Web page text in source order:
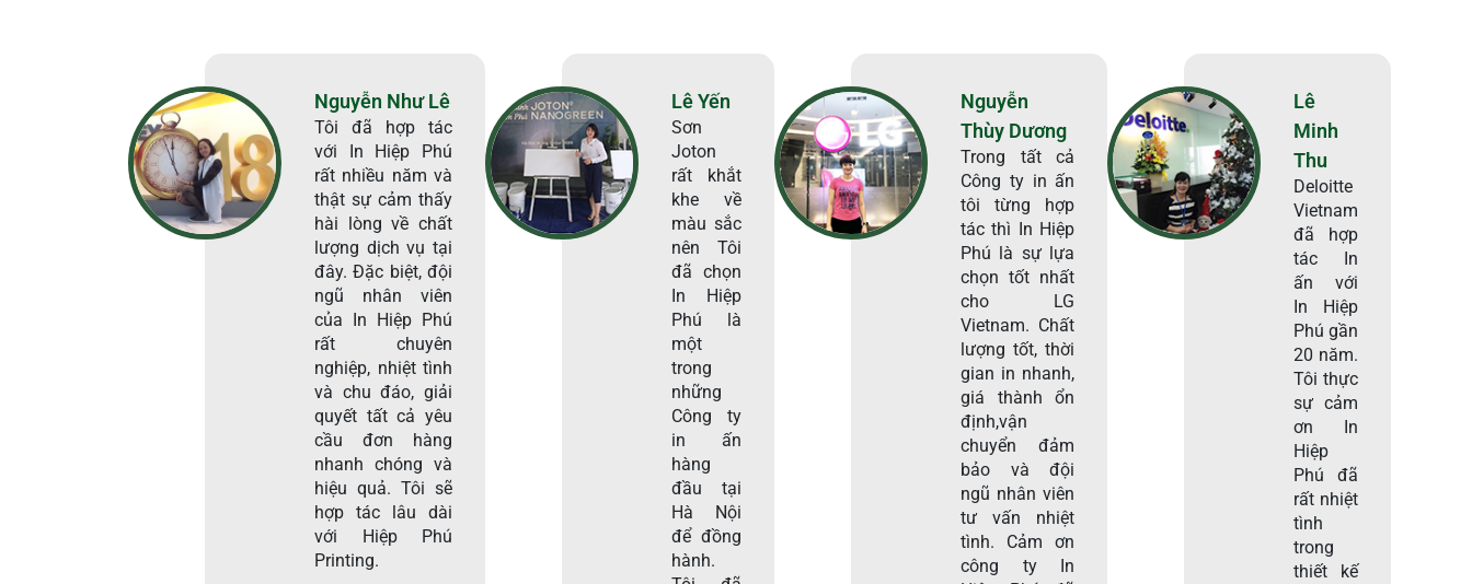
Nguyễn Như Lê
Tôi đã hợp tác
với In Hiệp Phú
rất nhiều năm và
thật sự cảm thấy
hài lòng về chất
lượng dịch vụ tại
đây. Đặc biệt, đội
ngũ nhân viên
của In Hiệp Phú
rất chuyên
nghiệp, nhiệt tình
và chu đáo, giải
quyết tất cả yêu
cầu đơn hàng
nhanh chóng và
hiệu quả. Tôi sẽ
hợp tác lâu dài
với Hiệp Phú
Printing.
Lê Yến
Sơn
Joton
rất khắt
khe về
màu sắc
nên Tôi
đã chọn
In Hiệp
Phú là
một
trong
những
Công ty
in ấn
hàng
đầu tại
Hà Nội
để đồng
hành.
Nguyễn
Thùy Dương
Trong tất cả
Công ty in ấn
tôi từng hợp
tác thì In Hiệp
Phú là sự lựa
chọn tốt nhất
cho LG
Vietnam. Chất
lượng tốt, thời
gian in nhanh,
giá thành ổn
định,vận
chuyển đảm
bảo và đội
ngũ nhân viên
tư vấn nhiệt
tình. Cảm ơn
công ty In
Lê
Minh
Thu
Deloitte
Vietnam
đã hợp
tác In
ấn với
In Hiệp
Phú gần
20 năm.
Tôi thực
sự cảm
ơn In
Hiệp
Phú đã
rất nhiệt
tình
trong
thiết kế